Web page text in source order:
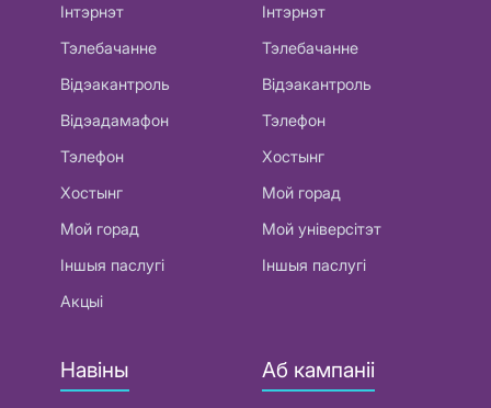
Інтэрнэт
Тэлебачанне
Відэакантроль
Відэадамафон
Тэлефон
Хостынг
Мой горад
Іншыя паслугі
Акцыі
Інтэрнэт
Тэлебачанне
Відэакантроль
Тэлефон
Хостынг
Мой горад
Мой універсітэт
Іншыя паслугі
Навіны Аб кампаніі